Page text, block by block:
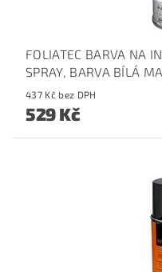
FOLIATEC BARVA NA
SPRAY, BARVA BÍLÁ
437 Kč bez DPH
529 Kč